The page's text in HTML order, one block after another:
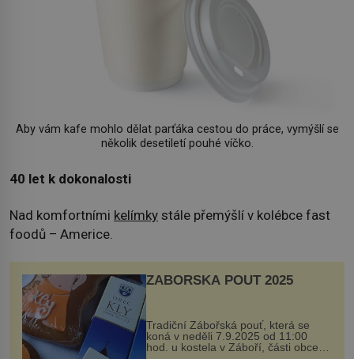
Aby vám kafe mohlo dělat parťáka cestou do práce, vymýšlí se
několik desetiletí pouhé víčko.
40 let k dokonalosti
Nad komfortními kelímky stále přemýšlí v kolébce fast
foodů – Americe.
ZÁBOŘSKÁ POUŤ 2025
Tradiční Zábořská pouť, která se
koná v neděli 7.9.2025 od 11:00
hod. u kostela v Záboří, části obce